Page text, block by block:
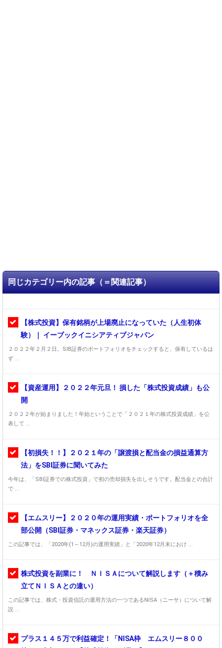
同じカテゴリー内の記事（＝関連記事）
【株式投資】保有銘柄が上場廃止になっていた（人生初体
験）｜ イーブックイニシアティブジャパン
２０２２年２月２日。SIB証券のポートフォリオをチェックすると、保有しているは
ず ...
【資産運用】２０２２年元旦！ 損した「株式投資成績」も公
開
２０２２年が始まりました！年始ということで「２０２１年の株式投資成績」を公
表して ...
【初損失！！】２０２１年の「譲渡損と配当金の損益通算方
法」をSBI証券に聞いてみた
今年は、「SBI証券での株式投資」で初の売却損失を出しそうです。配当金との合計
で ...
【エムスリー】２０２０年の運用実績・ポートフォリオを全
部公開（SBI証券・マネックス証券・楽天証券）
この記事では、「2020年(1～12月)の運用実績」と「2020年12月末におけ ...
株式投資を副業に！ ＮＩＳＡについて解説します（＋積み
立てＮＩＳＡとの違い）
この記事では、株式・投資信託の運用方法の一つであるNISA（ニーサ）について解
説 ...
プラス１４５万で利益確定！「NISA枠 エムスリー８００